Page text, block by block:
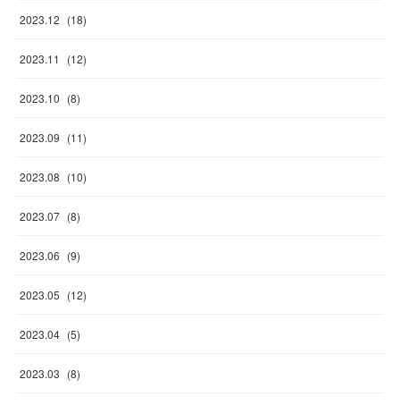
2023.12 (18)
2023.11 (12)
2023.10 (8)
2023.09 (11)
2023.08 (10)
2023.07 (8)
2023.06 (9)
2023.05 (12)
2023.04 (5)
2023.03 (8)